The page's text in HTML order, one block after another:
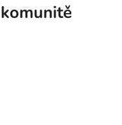
komunitě